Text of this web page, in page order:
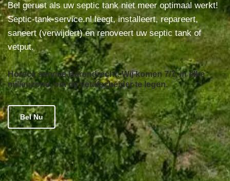
Bel gerust als uw septic tank niet meer optimaal werkt!
Septic-tank-service.nl leegt, installeert, repareert,
saneert (verwijdert) en renoveert uw septic tank of
vetput.
Horeca service Barendrecht: Wij komen 7/7, in elke
milieuzone, om de vetafscheider te legen.
Bel Nu